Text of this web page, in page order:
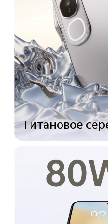
Титановое